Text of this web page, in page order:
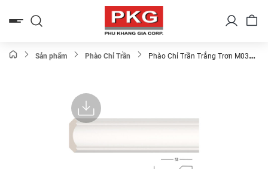
qua
Sản phẩm Phào Chỉ Trần
Phào Chỉ Trần Trắng Trơn M038-